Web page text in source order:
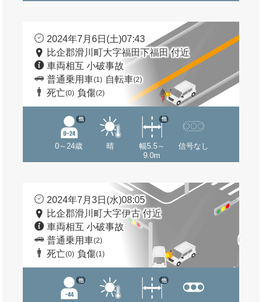
2024年7月6日(土)07:43
比企郡滑川町大字福田下福田 付近
車両相互 小破事故
普通乗用車(1) 自転車(2)
死亡(0) 負傷(2)
0～24歳
他
晴
幅5.5～
9.0m
他
信号なし
2024年7月3日(水)08:05
比企郡滑川町大字伊古 付近
車両相互 小破事故
普通乗用車(2)
死亡(0) 負傷(1)
他 他